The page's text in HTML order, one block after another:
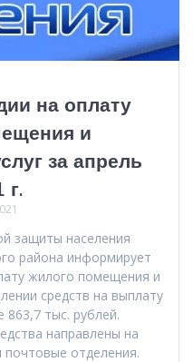
на оплату
и
за апрель
г.
защиты населения
района информирует
жилого помещения и
средств на выплату
863,7 тыс. рублей.
направлены на
почтовые отделения.